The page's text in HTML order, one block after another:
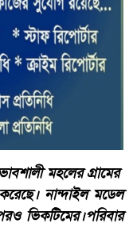
মহলের গ্রামের
নান্দাইল মডেল
ভিকটিমের।পরিবার